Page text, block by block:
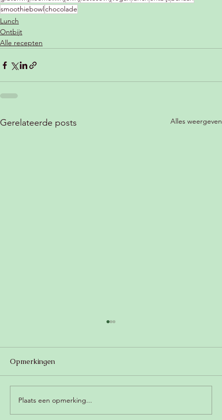
smoothiebowlchocolade
Lunch
Ontbijt
Alle recepten
Gerelateerde posts Alles weergeven
Opmerkingen
Plaats een opmerking...